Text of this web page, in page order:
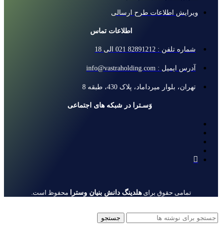
ویرایش اطلاعات طرح ارسالی
اطلاعات تماس
شماره تلفن : 82891212 021 الی 18
آدرس ایمیل : info@vastraholding.com
تهران، بلوار میرداماد، پلاک 430، طبقه 8
وَسـترا در شبکه های اجتماعی
تمامی حقوق برایهلدینگ دانش بنیان وسترا محفوظ است.
جستجو